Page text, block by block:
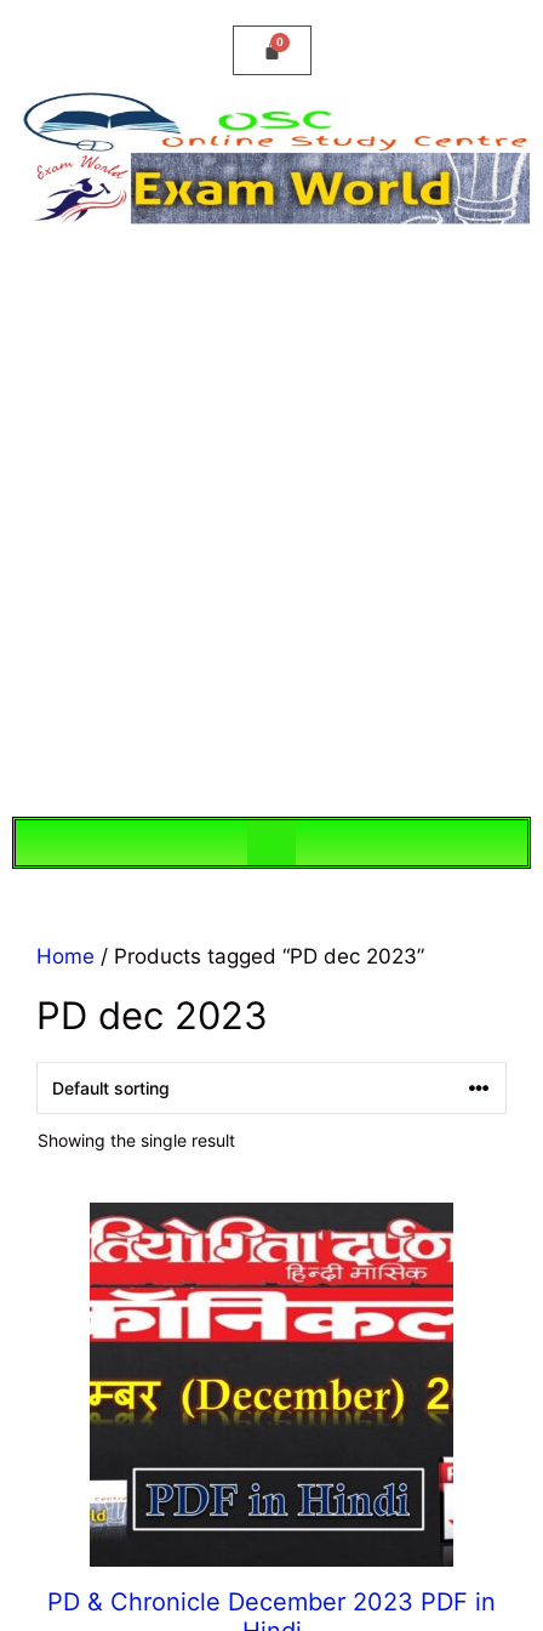
Home / Products tagged “PD dec 2023”
PD dec 2023
Showing the single result
PD & Chronicle December 2023 PDF in